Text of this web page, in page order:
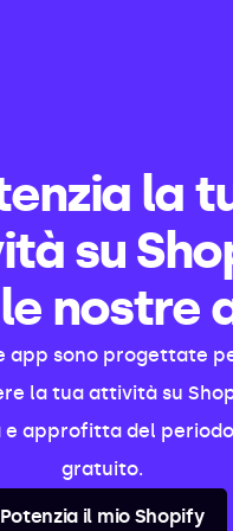
la
su
nostre
app sono progettate
la tua attività su
e approfitta del
gratuito.
Potenzia il mio Shopify